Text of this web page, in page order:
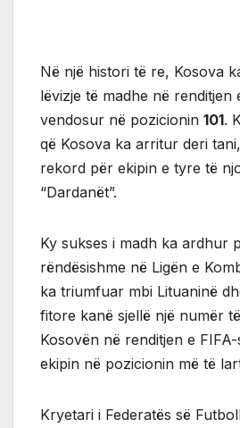
Në një histori të re, Kosova
lëvizje të madhe në renditjen
vendosur në pozicionin 101.
që Kosova ka arritur deri
rekord për ekipin e tyre të
“Dardanët”.
Ky sukses i madh ka ardhur
rëndësishme në Ligën e
ka triumfuar mbi Lituaninë
fitore kanë sjellë një numër
Kosovën në renditjen e
ekipin në pozicionin më të
Kryetari i Federatës së